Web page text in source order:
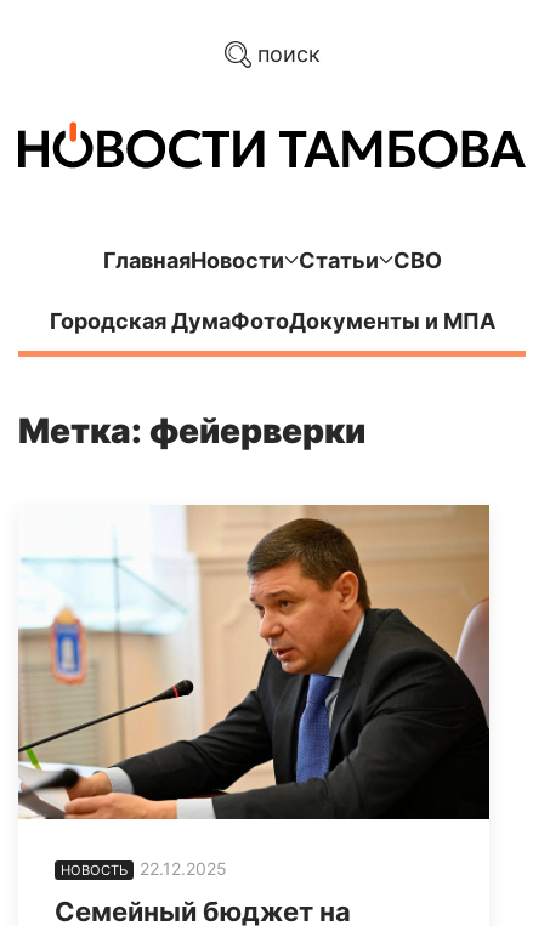
поиск
ГлавнаяНовости Статьи СВО
Городская ДумаФотоДокументы и МПА
Метка: фейерверки
НОВОСТЬ 22.12.2025
Семейный бюджет на